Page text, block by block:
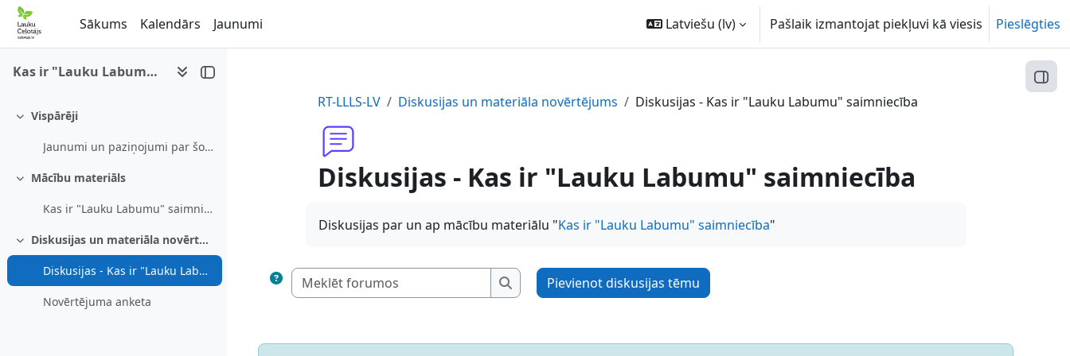
Atvērt galveno saturu
Sākums
Kalendārs Jaunumi Latviešu ‎(lv)‎ Pašlaik izmantojat piekļuvi kā viesis Pieslēgties
Kas ir "Lauku Labumu" saimniecība
Savērst
Vispārēji
Jaunumi un paziņojumi par šo e-mācību kursu
Savērst
Mācību materiāls
Kas ir "Lauku Labumu" saimniecība
Savērst Diskusijas un materiāla novērtējums
Diskusijas - Kas ir "Lauku Labumu" saimniecība
Novērtējuma anketa
RT-LLLS-LV
Diskusijas un materiāla novērtējums Diskusijas - Kas ir "Lauku Labumu" saimniecība
Diskusijas - Kas ir "Lauku Labumu" saimniecība
Diskusijas par un ap mācību materiālu "Kas ir "Lauku Labumu" saimniecība"
Meklēt forumos
Meklēt forumos
Pievienot diskusijas tēmu